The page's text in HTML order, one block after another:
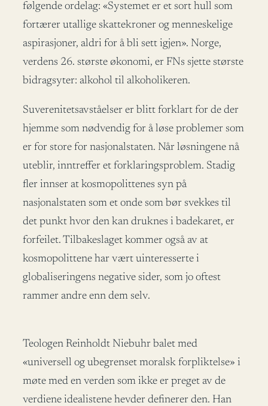
følgende ordelag: «Systemet er et sort hull som
fortærer utallige skattekroner og menneskelige
aspirasjoner, aldri for å bli sett igjen». Norge,
verdens 26. største økonomi, er FNs sjette største
bidragsyter: alkohol til alkoholikeren.
Suverenitetsavståelser er blitt forklart for de der
hjemme som nødvendig for å løse problemer som
er for store for nasjonalstaten. Når løsningene nå
uteblir, inntreffer et forklaringsproblem. Stadig
fler innser at kosmopolittenes syn på
nasjonalstaten som et onde som bør svekkes til
det punkt hvor den kan druknes i badekaret, er
forfeilet. Tilbakeslaget kommer også av at
kosmopolittene har vært uinteresserte i
globaliseringens negative sider, som jo oftest
rammer andre enn dem selv.
Teologen Reinholdt Niebuhr balet med
«universell og ubegrenset moralsk forpliktelse» i
møte med en verden som ikke er preget av de
verdiene idealistene hevder definerer den. Han